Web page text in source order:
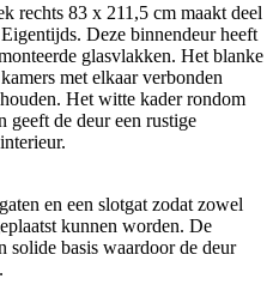
rechts 83 x 211,5 cm maakt deel
Deze binnendeur heeft
glasvlakken. Het blanke
met elkaar verbonden
Het witte kader rondom
geeft de deur een rustige
en een slotgat zodat zowel
kunnen worden. De
solide basis waardoor de deur